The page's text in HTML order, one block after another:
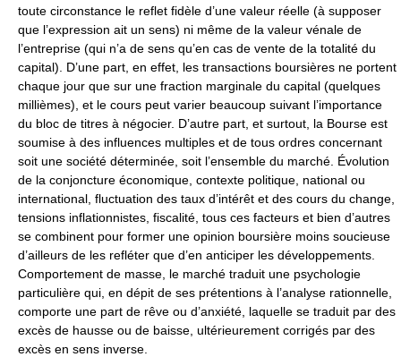
toute circonstance le reflet fidèle d’une valeur réelle (à supposer
que l’expression ait un sens) ni même de la valeur vénale de
l’entreprise (qui n’a de sens qu’en cas de vente de la totalité du
capital). D’une part, en effet, les transactions boursières ne portent
chaque jour que sur une fraction marginale du capital (quelques
millièmes), et le cours peut varier beaucoup suivant l’importance
du bloc de titres à négocier. D’autre part, et surtout, la Bourse est
soumise à des influences multiples et de tous ordres concernant
soit une société déterminée, soit l’ensemble du marché. Évolution
de la conjoncture économique, contexte politique, national ou
international, fluctuation des taux d’intérêt et des cours du change,
tensions inflationnistes, fiscalité, tous ces facteurs et bien d’autres
se combinent pour former une opinion boursière moins soucieuse
d’ailleurs de les refléter que d’en anticiper les développements.
Comportement de masse, le marché traduit une psychologie
particulière qui, en dépit de ses prétentions à l’analyse rationnelle,
comporte une part de rêve ou d’anxiété, laquelle se traduit par des
excès de hausse ou de baisse, ultérieurement corrigés par des
excès en sens inverse.